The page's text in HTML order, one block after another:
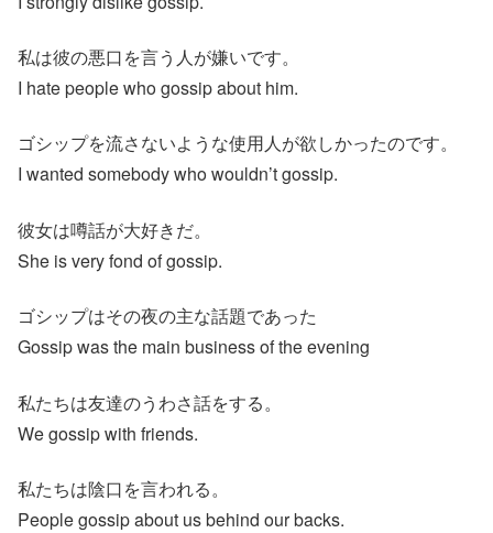
私は彼の悪口を言う人が嫌いです。
I hate people who gossip about him.
ゴシップを流さないような使用人が欲しかったのです。
I wanted somebody who wouldn’t gossip.
彼女は噂話が大好きだ。
She is very fond of gossip.
ゴシップはその夜の主な話題であった
Gossip was the main business of the evening
私たちは友達のうわさ話をする。
We gossip with friends.
私たちは陰口を言われる。
People gossip about us behind our backs.